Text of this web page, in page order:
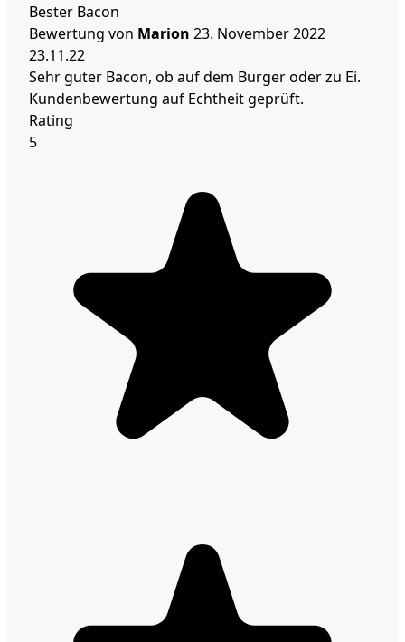
Bester Bacon
Bewertung von Marion 23. November 2022
23.11.22
Sehr guter Bacon, ob auf dem Burger oder zu Ei.
Kundenbewertung auf Echtheit geprüft.
Rating
5